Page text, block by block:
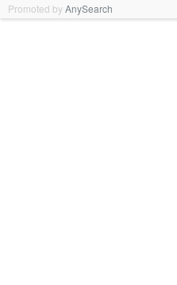
Promoted byAnySearch